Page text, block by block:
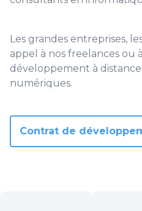
Les grandes entreprises,
appel à nos freelances ou
développement à
numériques.
Contrat de